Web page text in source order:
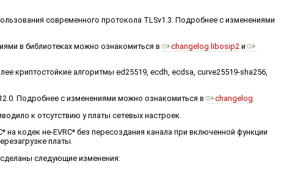
современного протокола TLSv1.3. Подробнее с изменениями
в библиотеках можно ознакомиться в
changelog libosip2 и
криптостойкие алгоритмы ed25519, ecdh, ecdsa, curve25519-sha256,
Подробнее с изменениями можно ознакомиться в
changelog
к отсутствию у платы сетевых настроек.
кодек не-EVRC* без пересоздания канала при включенной функции
платы.
следующие изменения: